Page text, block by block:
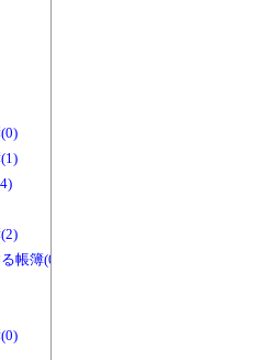
帳簿(0)